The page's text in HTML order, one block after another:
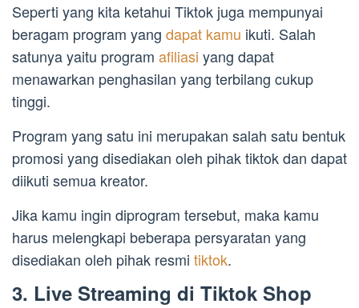
Seperti yang kita ketahui Tiktok juga mempunyai
beragam program yang dapat kamu ikuti. Salah
satunya yaitu program afiliasi yang dapat
menawarkan penghasilan yang terbilang cukup
tinggi.
Program yang satu ini merupakan salah satu bentuk
promosi yang disediakan oleh pihak tiktok dan dapat
diikuti semua kreator.
Jika kamu ingin diprogram tersebut, maka kamu
harus melengkapi beberapa persyaratan yang
disediakan oleh pihak resmi tiktok.
3. Live Streaming di Tiktok Shop